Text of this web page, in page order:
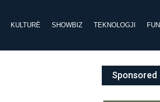
KULTURË SHOWBIZ TEKNOLOGJI FUN
Sponsored